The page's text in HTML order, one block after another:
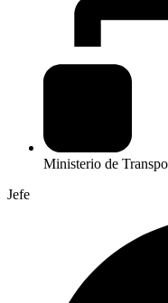
Ministerio de
Jefe